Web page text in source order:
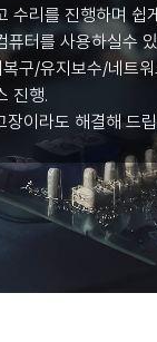
수리를 진행하며 쉽
퓨터를 사용하실수
구/유지보수/네트
진행.
이라도 해결해 드